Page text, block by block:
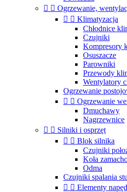
  Ogrzewanie,
  Klimatyzacja
Chłodnice
Czujniki
Kompresory
Osuszacze
Parowniki
Przewody
Wentylatory
Ogrzewanie
  Ogrzewanie
Dmuchawy
Nagrzewnice
  Silniki i osprzęt
  Blok silnika
Czujniki
Koła
Odma
Czujniki spalania
  Elementy